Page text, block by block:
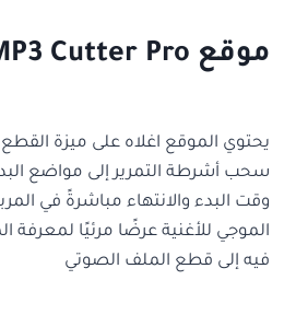
موقع MP3 Cutter Pro( ننصح به)
يحتوي الموقع اغلاه على ميزة
سحب أشرطة التمرير إلى مواضع
وقت البدء والانتهاء مباشرةً في
الموجي للأغنية عرضًا مرئيًا لمعرفة
فيه إلى قطع الملف الصوتي